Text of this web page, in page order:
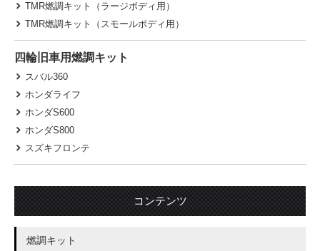
TMR燃調キット（ラージボディ用）
TMR燃調キット（スモールボディ用）
四輪旧車用燃調キット
スバル360
ホンダライフ
ホンダS600
ホンダS800
スズキフロンテ
コンテンツ
燃調キット